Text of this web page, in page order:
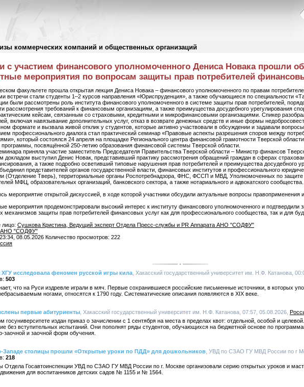
коммерческих компаний и общественных организаций
//
с участием финансового уполномоченного Дениса Новака прошли
мероприятия по вопросам защиты прав потребителей
факультете прошла открытая лекция Дениса Новака – финансового уполномоченного по правам
встречи стали студенты 1–2 курсов направления «Юриспруденция», а также обучающиеся по специальности
были рассмотрены роль института финансового уполномоченного в системе защиты прав потребителей,
рассмотрения требований к финансовым организациям, а также преимущества досудебного урегулирования
кейсам, связанным со страховыми, кредитными и микрофинансовыми организациями. Спикер
включая навязывание дополнительных услуг, отказ в возврате денежных средств и иные формы
формате и вызвала живой отклик у студентов, которые активно участвовали в обсуждении и задавали вопросы.
профессионального диалога стал практический семинар «Правовые аспекты разрешения споров между
который состоялся 24 апреля на площадке Регионального центра финансовой грамотности Тверской
посвящённой 250-летию образования финансовой системы Тверской области.
приняла участие заместитель Председателя Правительства Тверской области – Министр финансов
докладом выступил Денис Новак, представивший практику рассмотрения обращений граждан в сферах
а также подробно осветивший типовые нарушения прав потребителей и преимущества досудебного
представителей органов государственной власти, финансовых институтов и профессионального
(Отделение Тверь), территориальные органы Роспотребнадзора, ФНС, ФССП и МВД, Уполномоченных по защите
МФЦ, образовательных организаций, банковского сектора, а также нотариального и адвокатского сообщества.
мероприятие открытой дискуссией, в ходе которой участники обсудили актуальные вопросы правоприменения
мероприятия продемонстрировали высокий интерес к институту финансового уполномоченного и подтвердили
механизмов защиты прав потребителей финансовых услуг как для профессионального сообщества, так и для
лицо: Сушкова Кристина, Ведущий эксперт Отдела Пресс-службы и PR Аппарата АНО "СОДФУ"
АНО "СОДФУ"
08.05.2026 Количество просмотров: 222
ХГУ исследовала феномен русской игры кила , Хакасский государственный университет им. Н.Ф. Катанова,
503
что на Руси издревле играли в мяч. Первые сохранившиеся российские письменные источники, в которых
ногами, относятся к 1790 году. Систематические описания появляются в XIX веке.
первые абитуриенты , Хакасский государственный университет им. Н.Ф. Катанова, 07:57, 05.08.2026,
госуниверситете издан приказ о зачислении с 1 сентября на места в пределах квот: отдельной, особой и
без вступительных испытаний. Они пополнят ряды студентов, обучающихся на бюджетной основе по
заочной и заочной форм обучения.
Западе столицы прошли «Открытые уроки по ПДД» для дошкольников , УВД по СЗАО ГУ МВД России по г
218
Отдела Госавтоинспекции УВД по СЗАО ГУ МВД России по г. Москве организовали серию открытых уроков и
для воспитанников детских садов № 1155 и № 1564.